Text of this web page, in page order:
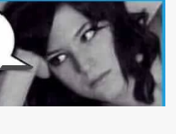
Sporting a propósito do centenário.
não sabiam em que lado
dá a um Sportinguista com apenas
P: Porque razão não houve
do Estádio de Alvalade? R:
nas Antas. P: Como se identifica um
se pelos dois lados da boca ao